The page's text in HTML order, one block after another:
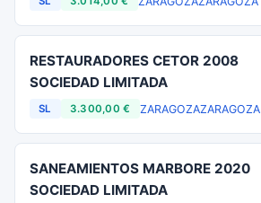
RESTAURADORES CETOR 2008
SOCIEDAD LIMITADA
SL 3.300,00 € ZARAGOZAZARAGOZA
SANEAMIENTOS MARBORE 2020
SOCIEDAD LIMITADA